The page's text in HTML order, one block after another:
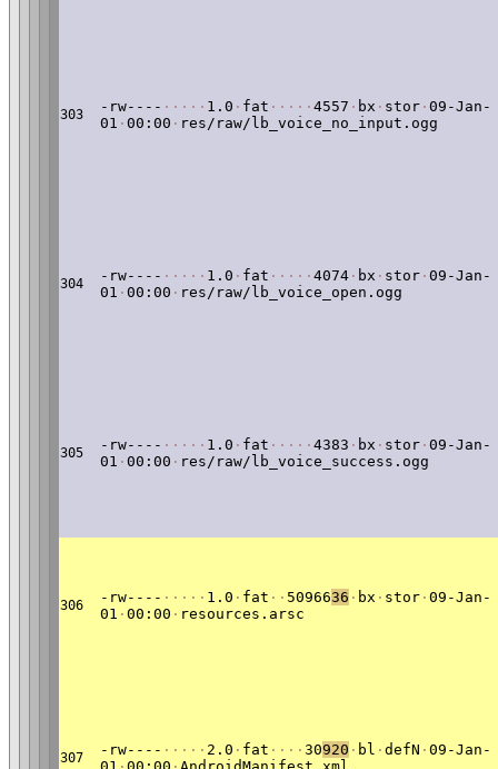
303 -rw---- · · · · · 1.0 · fat · · · · · 4557 · bx · stor · 09-Jan-
01 · 00:00 · res/raw/lb_voice_no_input.ogg
304 -rw---- · · · · · 1.0 · fat · · · · · 4074 · bx · stor · 09-Jan-
01 · 00:00 · res/raw/lb_voice_open.ogg
305 -rw---- · · · · · 1.0 · fat · · · · · 4383 · bx · stor · 09-Jan-
01 · 00:00 · res/raw/lb_voice_success.ogg
306 -rw---- · · · · · 1.0 · fat · · 5096636 · bx · stor · 09-Jan-
01 · 00:00 · resources.arsc
307 -rw---- · · · · · 2.0 · fat · · · · 30920 · bl · defN · 09-Jan-